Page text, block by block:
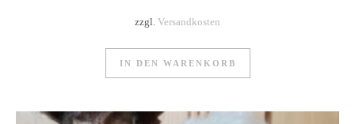
zzgl. Versandkosten
IN DEN WARENKORB